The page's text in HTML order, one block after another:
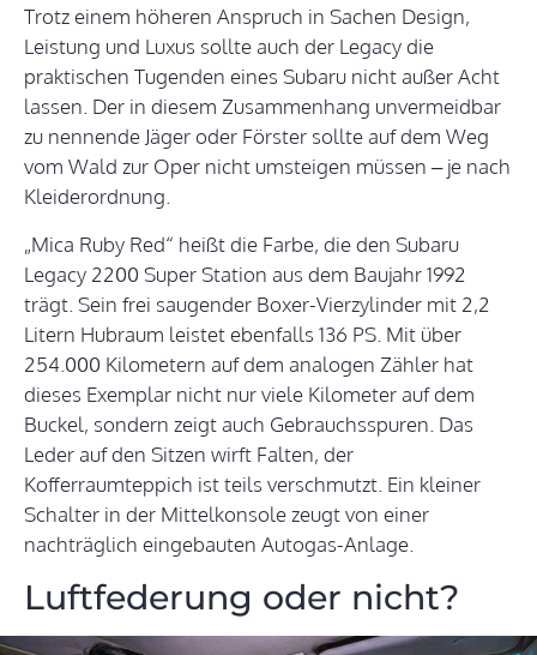
Trotz einem höheren Anspruch in Sachen Design,
Leistung und Luxus sollte auch der Legacy die
praktischen Tugenden eines Subaru nicht außer Acht
lassen. Der in diesem Zusammenhang unvermeidbar
zu nennende Jäger oder Förster sollte auf dem Weg
vom Wald zur Oper nicht umsteigen müssen – je nach
Kleiderordnung.
„Mica Ruby Red“ heißt die Farbe, die den Subaru
Legacy 2200 Super Station aus dem Baujahr 1992
trägt. Sein frei saugender Boxer-Vierzylinder mit 2,2
Litern Hubraum leistet ebenfalls 136 PS. Mit über
254.000 Kilometern auf dem analogen Zähler hat
dieses Exemplar nicht nur viele Kilometer auf dem
Buckel, sondern zeigt auch Gebrauchsspuren. Das
Leder auf den Sitzen wirft Falten, der
Kofferraumteppich ist teils verschmutzt. Ein kleiner
Schalter in der Mittelkonsole zeugt von einer
nachträglich eingebauten Autogas-Anlage.
Luftfederung oder nicht?